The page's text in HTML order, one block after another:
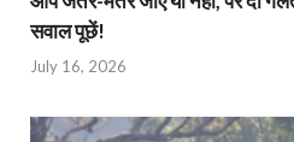
सवाल पूछें!
July 16, 2026